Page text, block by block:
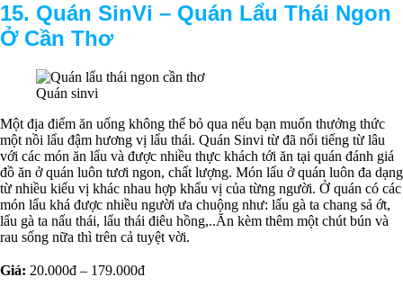
15. Quán SinVi – Quán Lẩu Thái Ngon
Ở Cần Thơ
Quán sinvi
Một địa điểm ăn uống không thể bỏ qua nếu bạn muốn thưởng thức
một nồi lẩu đậm hương vị lẩu thái. Quán Sinvi từ đã nổi tiếng từ lâu
với các món ăn lẩu và được nhiều thực khách tới ăn tại quán đánh giá
đồ ăn ở quán luôn tươi ngon, chất lượng. Món lẩu ở quán luôn đa dạng
từ nhiều kiểu vị khác nhau hợp khẩu vị của từng người. Ở quán có các
món lẩu khá được nhiều người ưa chuộng như: lẩu gà ta chang sả ớt,
lẩu gà ta nấu thái, lẩu thái điêu hồng,..Ăn kèm thêm một chút bún và
rau sống nữa thì trên cả tuyệt vời.
Giá: 20.000đ – 179.000đ